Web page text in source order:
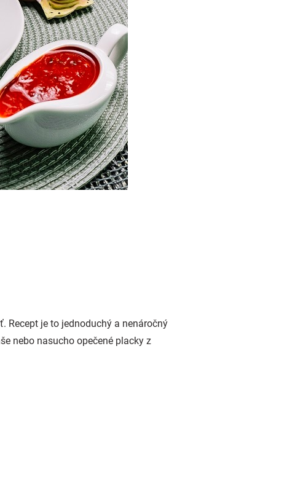
Recept je to jednoduchý a nenáročný
nebo nasucho opečené placky z